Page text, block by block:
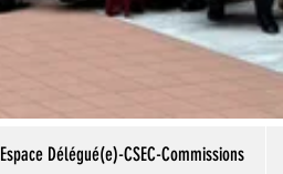
Espace Délégué(e)-CSEC-Commissions